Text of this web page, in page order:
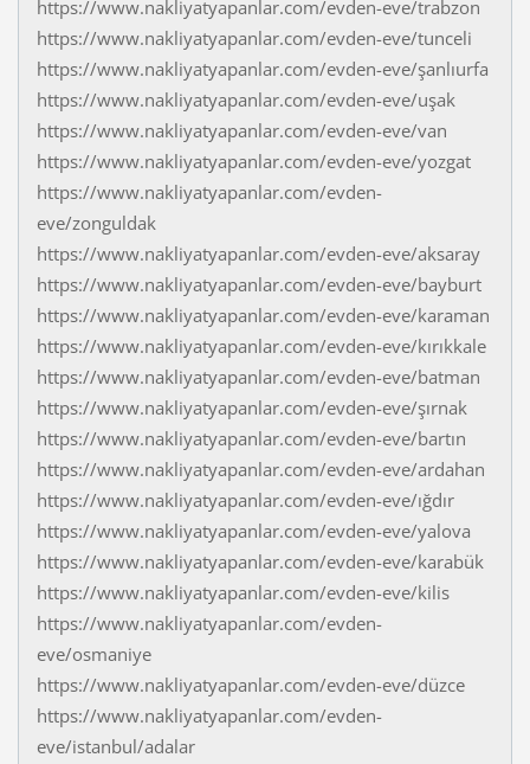
https://www.nakliyatyapanlar.com/evden-eve/trabzon
https://www.nakliyatyapanlar.com/evden-eve/tunceli
https://www.nakliyatyapanlar.com/evden-eve/şanlıurfa
https://www.nakliyatyapanlar.com/evden-eve/uşak
https://www.nakliyatyapanlar.com/evden-eve/van
https://www.nakliyatyapanlar.com/evden-eve/yozgat
https://www.nakliyatyapanlar.com/evden-
eve/zonguldak
https://www.nakliyatyapanlar.com/evden-eve/aksaray
https://www.nakliyatyapanlar.com/evden-eve/bayburt
https://www.nakliyatyapanlar.com/evden-eve/karaman
https://www.nakliyatyapanlar.com/evden-eve/kırıkkale
https://www.nakliyatyapanlar.com/evden-eve/batman
https://www.nakliyatyapanlar.com/evden-eve/şırnak
https://www.nakliyatyapanlar.com/evden-eve/bartın
https://www.nakliyatyapanlar.com/evden-eve/ardahan
https://www.nakliyatyapanlar.com/evden-eve/ığdır
https://www.nakliyatyapanlar.com/evden-eve/yalova
https://www.nakliyatyapanlar.com/evden-eve/karabük
https://www.nakliyatyapanlar.com/evden-eve/kilis
https://www.nakliyatyapanlar.com/evden-
eve/osmaniye
https://www.nakliyatyapanlar.com/evden-eve/düzce
https://www.nakliyatyapanlar.com/evden-
eve/istanbul/adalar